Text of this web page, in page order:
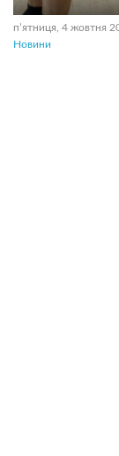
пʼятниця, 4 жовтня
Новини